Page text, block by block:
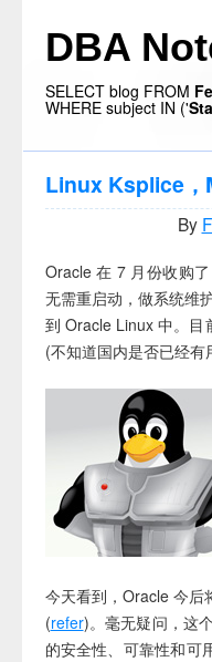
DBA
SELECT blog FROM
WHERE subject IN ('
Linux Ksplice，
By
Oracle 在 7 月份收购了
无需重启动，做系统维
到 Oracle Linux 中。
(不知道国内是否已经有
今天看到，Oracle 今后
(refer)。毫无疑问，这
的安全性、可靠性和可